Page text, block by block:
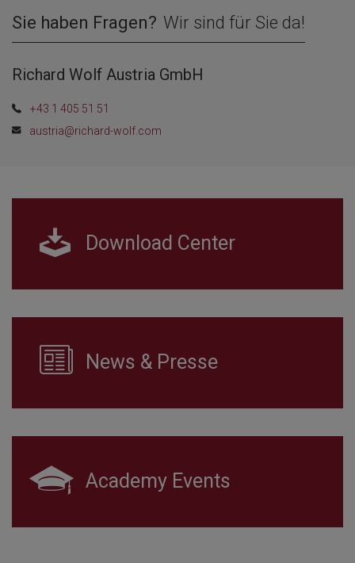
Sie haben Fragen? Wir sind für Sie da!
Richard Wolf Austria GmbH
+43 1 405 51 51
austria@richard-wolf.com
Download Center
News & Presse
Academy Events